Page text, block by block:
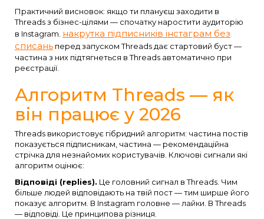
Практичний висновок: якщо ти плануєш заходити в
Threads з бізнес-цілями — спочатку наростити аудиторію
в Instagram. накрутка підписників інстаграм без
списань перед запуском Threads дає стартовий буст —
частина з них підтягнеться в Threads автоматично при
реєстрації.
Алгоритм Threads — як
він працює у 2026
Threads використовує гібридний алгоритм: частина постів
показується підписникам, частина — рекомендаційна
стрічка для незнайомих користувачів. Ключові сигнали які
алгоритм оцінює:
Відповіді (replies). Це головний сигнал в Threads. Чим
більше людей відповідають на твій пост — тим ширше його
показує алгоритм. В Instagram головне — лайки. В Threads
— відповіді. Це принципова різниця.